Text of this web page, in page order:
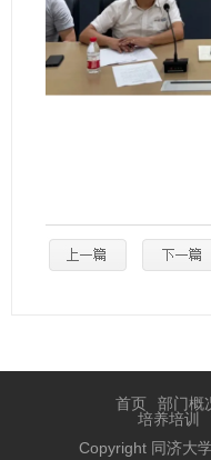
首页 部门概
培养培训
Copyright 同济大